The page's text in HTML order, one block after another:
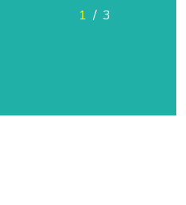
1 / 3